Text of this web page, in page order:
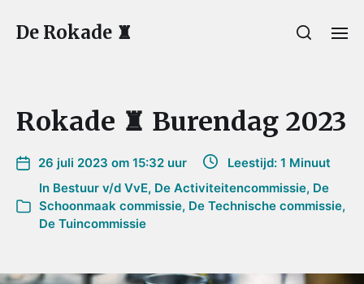
De Rokade ♜
Rokade ♜ Burendag 2023
26 juli 2023 om 15:32 uur
Leestijd: 1 Minuut
In Bestuur v/d VvE, De Activiteitencommissie, De
Schoonmaak commissie, De Technische commissie,
De Tuincommissie